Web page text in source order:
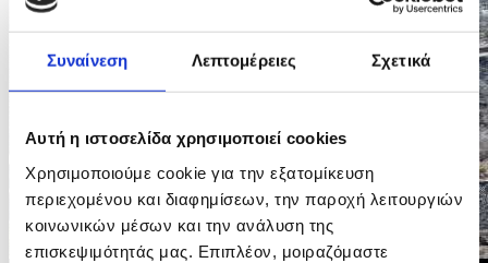
Συναίνεση Λεπτομέρειες Σχετικά
Αυτή η ιστοσελίδα χρησιμοποιεί cookies
Χρησιμοποιούμε cookie για την εξατομίκευση
περιεχομένου και διαφημίσεων, την παροχή λειτουργιών
κοινωνικών μέσων και την ανάλυση της
επισκεψιμότητάς μας. Επιπλέον, μοιραζόμαστε